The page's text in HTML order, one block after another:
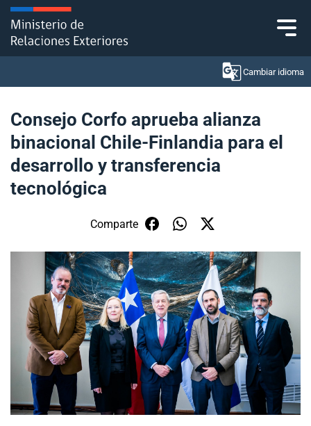
Click acá para ir directamente al contenido
Cambiar idioma
Ministerio
Política Exterior
Subsecretaría de Relaciones Económicas
Internacionales
Sala de prensa
modo claro
Consejo Corfo aprueba alianza
binacional Chile-Finlandia para el
desarrollo y transferencia
tecnológica
Comparte